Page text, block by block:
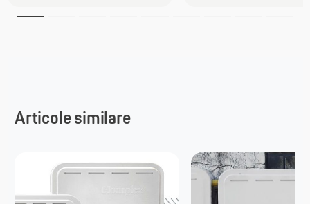
Articole similare